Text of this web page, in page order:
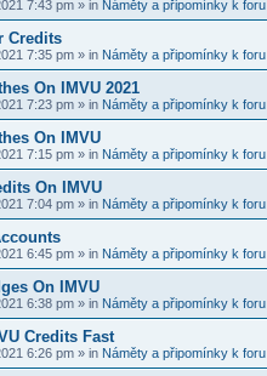
7:43 pm » in Náměty a připomínky k foru
Credits
7:35 pm » in Náměty a připomínky k foru
On IMVU 2021
7:23 pm » in Náměty a připomínky k foru
On IMVU
7:15 pm » in Náměty a připomínky k foru
On IMVU
7:04 pm » in Náměty a připomínky k foru
6:45 pm » in Náměty a připomínky k foru
On IMVU
6:38 pm » in Náměty a připomínky k foru
Credits Fast
6:26 pm » in Náměty a připomínky k foru